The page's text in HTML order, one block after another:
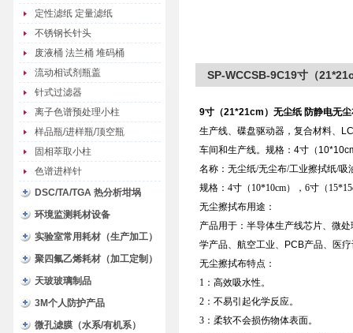
定性滤纸 定量滤纸
不锈钢长针头
废液桶 法兰桶 堆码桶
流动相试剂瓶盖
针式过滤器
离子色谱预处理小柱
样品瓶/进样瓶/顶空瓶
固相萃取小柱
色谱进样针
DSC/TA/TGA 热分析坩埚
环境监测耗材设备
实验室常用耗材（生产加工）
聚四氟乙烯耗材（加工定制）
天玻玻璃制品
3M个人防护产品
微孔滤膜（水系/有机系）
SP-WCCSB-9C19寸（
9寸（21*21cm）无尘纸 防静电无
生产线、碟盘驱动器，复合材料、
车间和生产线。规格：4寸（
名称：无尘纸/无尘布/工业擦拭纸/吸
规格：4寸（10*10cm），6寸（
无尘擦拭布用途：
产品用于：半导体生产线芯片、微
学产品、航空工业、PCB产品、医
无尘擦拭布特点：
1：高效吸水性。
2：不易引起化学反应。
3：柔软不会损伤物体表面。